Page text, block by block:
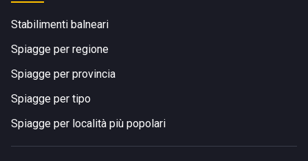
Stabilimenti balneari
Spiagge per regione
Spiagge per provincia
Spiagge per tipo
Spiagge per località più popolari